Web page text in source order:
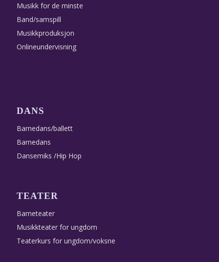
Musikk for de minste
Band/samspill
Musikkproduksjon
Onlineundervisning
DANS
Barnedans/ballett
Barnedans
Dansemiks /Hip Hop
TEATER
Barneteater
Musikkteater for ungdom
Teaterkurs for ungdom/voksne